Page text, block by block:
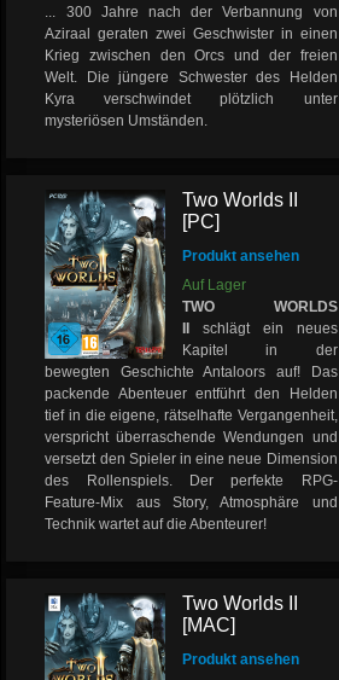
... 300 Jahre nach der Verbannung von
Aziraal geraten zwei Geschwister in einen
Krieg zwischen den Orcs und der freien
Welt. Die jüngere Schwester des Helden
Kyra verschwindet plötzlich unter
mysteriösen Umständen.
Two Worlds II
[PC]
Produkt ansehen
Auf Lager
TWO WORLDS
schlägt ein neues
Kapitel in der
bewegten Geschichte Antaloors auf! Das
packende Abenteuer entführt den Helden
tief in die eigene, rätselhafte Vergangenheit,
verspricht überraschende Wendungen und
versetzt den Spieler in eine neue Dimension
des Rollenspiels. Der perfekte RPG-
Feature-Mix aus Story, Atmosphäre und
Technik wartet auf die Abenteurer!
Two Worlds II
[MAC]
Produkt ansehen